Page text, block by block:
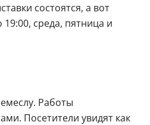
состоятся, а вот
среда, пятница и
Работы
Посетители увидят как